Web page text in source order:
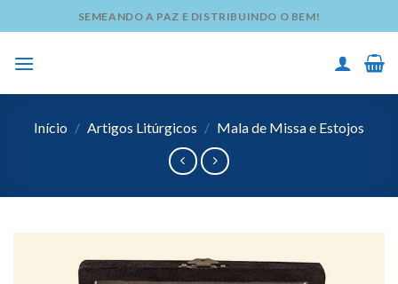
to
content
SEMEANDO A PAZ E DISTRIBUINDO O BEM!
Início / Artigos Litúrgicos / Mala de Missa e Estojos